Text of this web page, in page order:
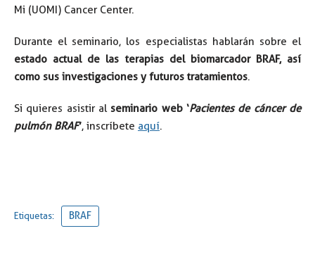
Mi (UOMI) Cancer Center.
Durante el seminario, los especialistas hablarán sobre el
estado actual de las terapias del biomarcador BRAF, así
como sus investigaciones y futuros tratamientos.
Si quieres asistir alseminario web ‘Pacientes de cáncer de
pulmón BRAF’, inscríbete aquí.
Etiquetas: BRAF